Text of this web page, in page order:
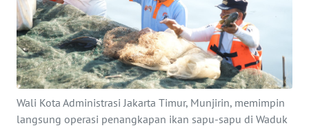
Wali Kota Administrasi Jakarta Timur, Munjirin, memimpin
langsung operasi penangkapan ikan sapu-sapu di Waduk
KONTAK
KAMI
INFO
IKLAN
TENTANG